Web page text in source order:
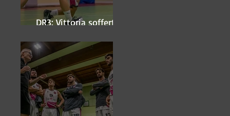
DR3: Vittoria sofferta a